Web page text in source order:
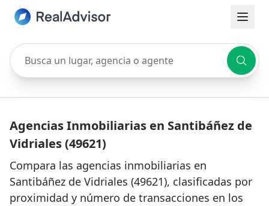
Busca un lugar, agencia o agente
Agencias Inmobiliarias en Santibáñez de
Vidriales (49621)
Compara las agencias inmobiliarias en
Santibáñez de Vidriales (49621), clasificadas por
proximidad y número de transacciones en los